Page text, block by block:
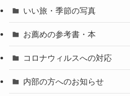
いい旅・季節の写真
お薦めの参考書・本
コロナウィルスへの対応
内部の方へのお知らせ